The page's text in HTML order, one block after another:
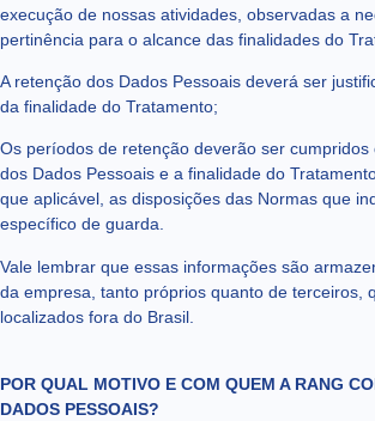
execução de nossas atividades, observadas a
pertinência para o alcance das finalidades do
A retenção dos Dados Pessoais deverá ser
da finalidade do Tratamento;
Os períodos de retenção deverão ser
dos Dados Pessoais e a finalidade do
que aplicável, as disposições das Normas que
específico de guarda.
Vale lembrar que essas informações são
da empresa, tanto próprios quanto de terceiros,
localizados fora do Brasil.
POR QUAL MOTIVO E COM QUEM A RANG
DADOS PESSOAIS?